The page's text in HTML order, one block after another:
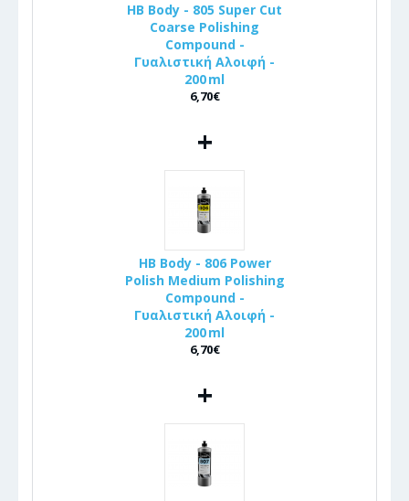
HB Body - 805 Super Cut
Coarse Polishing
Compound -
Γυαλιστική Αλοιφή -
200 ml
6,70€
+
HB Body - 806 Power
Polish Medium Polishing
Compound -
Γυαλιστική Αλοιφή -
200 ml
6,70€
+